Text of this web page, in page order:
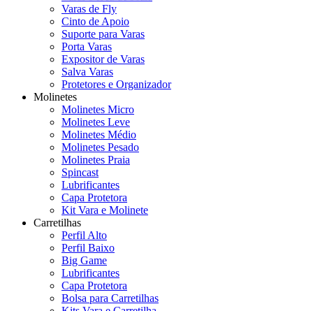
Varas de Fly
Cinto de Apoio
Suporte para Varas
Porta Varas
Expositor de Varas
Salva Varas
Protetores e Organizador
Molinetes
Molinetes Micro
Molinetes Leve
Molinetes Médio
Molinetes Pesado
Molinetes Praia
Spincast
Lubrificantes
Capa Protetora
Kit Vara e Molinete
Carretilhas
Perfil Alto
Perfil Baixo
Big Game
Lubrificantes
Capa Protetora
Bolsa para Carretilhas